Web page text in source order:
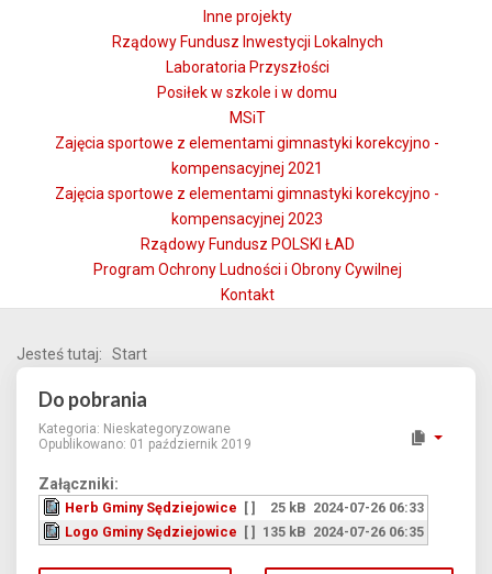
Inne projekty
Rządowy Fundusz Inwestycji Lokalnych
Laboratoria Przyszłości
Posiłek w szkole i w domu
MSiT
Zajęcia sportowe z elementami gimnastyki korekcyjno -
kompensacyjnej 2021
Zajęcia sportowe z elementami gimnastyki korekcyjno -
kompensacyjnej 2023
Rządowy Fundusz POLSKI ŁAD
Program Ochrony Ludności i Obrony Cywilnej
Kontakt
Jesteś tutaj: Start
Do pobrania
Kategoria: Nieskategoryzowane
Opublikowano: 01 październik 2019
Załączniki:
Herb Gminy Sędziejowice [ ] 25 kB 2024-07-26 06:33
Logo Gminy Sędziejowice [ ] 135 kB 2024-07-26 06:35